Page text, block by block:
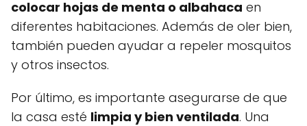
colocar hojas de menta o albahaca en
diferentes habitaciones. Además de oler bien,
también pueden ayudar a repeler mosquitos
y otros insectos.
Por último, es importante asegurarse de que
la casa esté limpia y bien ventilada. Una